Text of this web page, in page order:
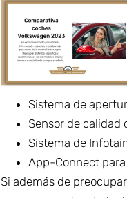
Sistema de
Sensor de calidad
Sistema de
App-Connect
Si además de